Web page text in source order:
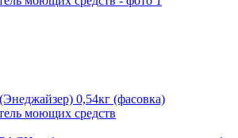
0,54кг (фасовка)
моющих средств